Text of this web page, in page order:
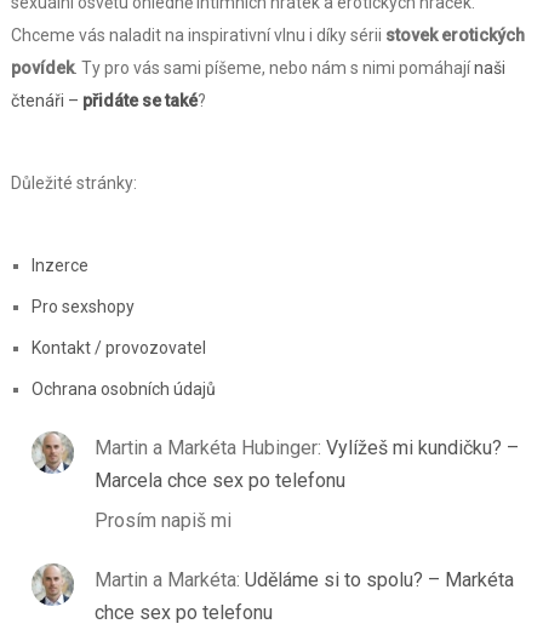
Chceme vás naladit na inspirativní vlnu i díky sérii stovek erotických
povídek. Ty pro vás sami píšeme, nebo nám s nimi pomáhajínaši
čtenáři – přidáte se také?
Důležité stránky:
Inzerce
Pro sexshopy
Kontakt / provozovatel
Ochrana osobních údajů
Martin a Markéta Hubinger: Vylížeš mi kundičku? –
Marcela chce sex po telefonu
Prosím napiš mi
Martin a Markéta: Uděláme si to spolu? – Markéta
chce sex po telefonu